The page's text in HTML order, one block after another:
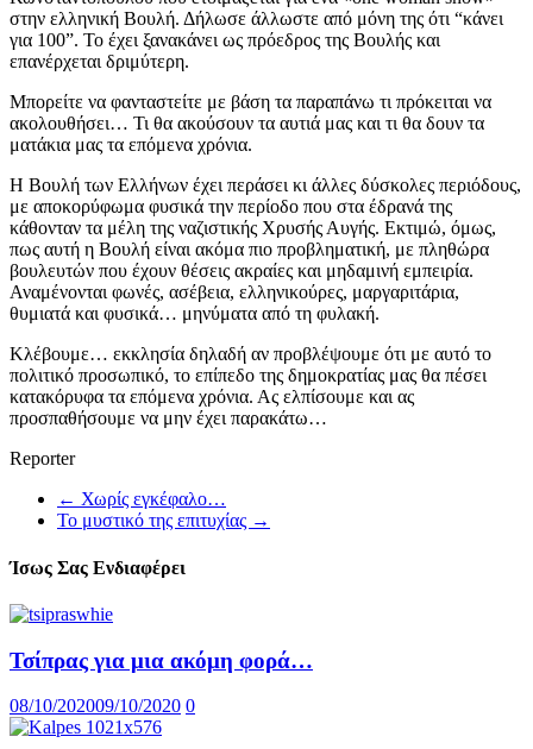
στην ελληνική Βουλή. Δήλωσε άλλωστε από μόνη της ότι “κάνει
για 100”. Το έχει ξανακάνει ως πρόεδρος της Βουλής και
επανέρχεται δριμύτερη.
Μπορείτε να φανταστείτε με βάση τα παραπάνω τι πρόκειται να
ακολουθήσει… Τι θα ακούσουν τα αυτιά μας και τι θα δουν τα
ματάκια μας τα επόμενα χρόνια.
Η Βουλή των Ελλήνων έχει περάσει κι άλλες δύσκολες περιόδους,
με αποκορύφωμα φυσικά την περίοδο που στα έδρανά της
κάθονταν τα μέλη της ναζιστικής Χρυσής Αυγής. Εκτιμώ, όμως,
πως αυτή η Βουλή είναι ακόμα πιο προβληματική, με πληθώρα
βουλευτών που έχουν θέσεις ακραίες και μηδαμινή εμπειρία.
Αναμένονται φωνές, ασέβεια, ελληνικούρες, μαργαριτάρια,
θυμιατά και φυσικά… μηνύματα από τη φυλακή.
Κλέβουμε… εκκλησία δηλαδή αν προβλέψουμε ότι με αυτό το
πολιτικό προσωπικό, το επίπεδο της δημοκρατίας μας θα πέσει
κατακόρυφα τα επόμενα χρόνια. Ας ελπίσουμε και ας
προσπαθήσουμε να μην έχει παρακάτω…
Reporter
← Χωρίς εγκέφαλο…
Το μυστικό της επιτυχίας →
Ίσως Σας Ενδιαφέρει
Τσίπρας για μια ακόμη φορά…
08/10/202009/10/2020 0